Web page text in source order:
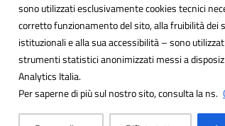
sono utilizzati esclusivamente cookies tecnici
corretto funzionamento del sito, alla fruibilità dei
istituzionali e alla sua accessibilità – sono
strumenti statistici anonimizzati messi a
Analytics Italia.
Per saperne di più sul nostro sito, consulta la ns.